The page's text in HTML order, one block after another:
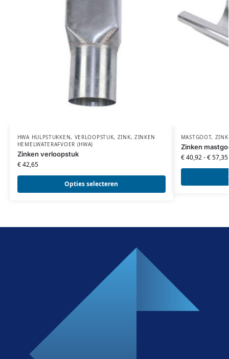
HWA HULPSTUKKEN, VERLOOPSTUK, ZINK, ZINKEN
HEMELWATERAFVOER (HWA)
Zinken verloopstuk
€42,65
Opties selecteren
MASTGOOT, ZINK
Zinken
€40,92-€57,35